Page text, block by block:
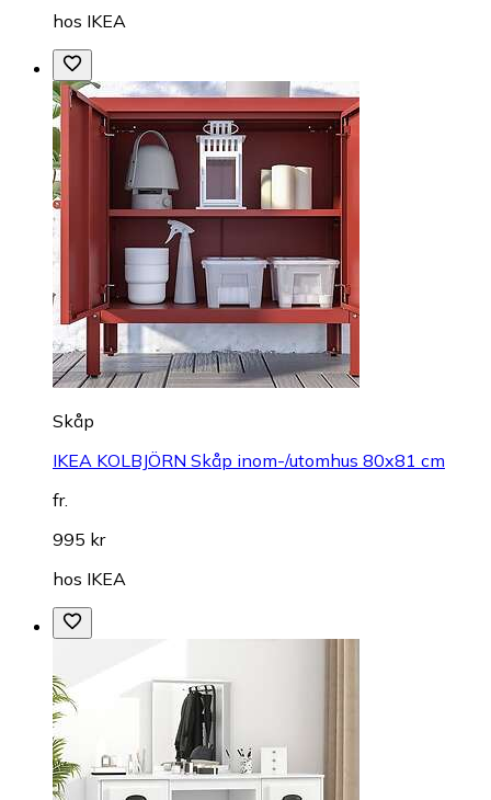
hos IKEA
Skåp
IKEA KOLBJÖRN Skåp inom-/utomhus 80x81 cm
fr.
995 kr
hos IKEA